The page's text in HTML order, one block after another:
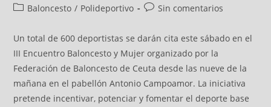
Baloncesto / Polideportivo Sin comentarios
Un total de 600 deportistas se darán cita este sábado en el
III Encuentro Baloncesto y Mujer organizado por la
Federación de Baloncesto de Ceuta desde las nueve de la
mañana en el pabellón Antonio Campoamor. La iniciativa
pretende incentivar, potenciar y fomentar el deporte base